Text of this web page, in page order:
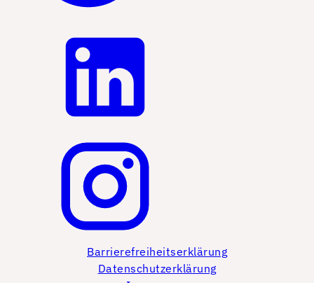
Barrierefreiheitserklärung
Datenschutzerklärung